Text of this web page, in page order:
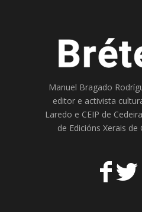
Manuel Bragado
editor e activista
Laredo e CEIP de Cedeira
de Edicións Xerais de